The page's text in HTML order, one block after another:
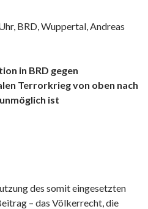
BRD, Wuppertal, Andreas
in BRD gegen
Terrorkrieg von oben nach
ist
des somit eingesetzten
– das Völkerrecht, die